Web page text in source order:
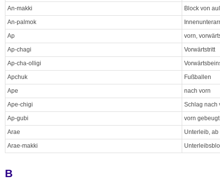
An-makki
Block von
An-palmok
Ap
vorn,
Ap-chagi
Vorwärtstritt
Ap-cha-olligi
Apchuk
Fußballen
Ape
nach vorn
Ape-chigi
Schlag nach
Ap-gubi
vorn
Arae
Unterleib,
Arae-makki
B